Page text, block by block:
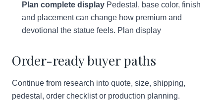
Plan complete display Pedestal, base color, finish
and placement can change how premium and
devotional the statue feels. Plan display
Order-ready buyer paths
Continue from research into quote, size, shipping,
pedestal, order checklist or production planning.